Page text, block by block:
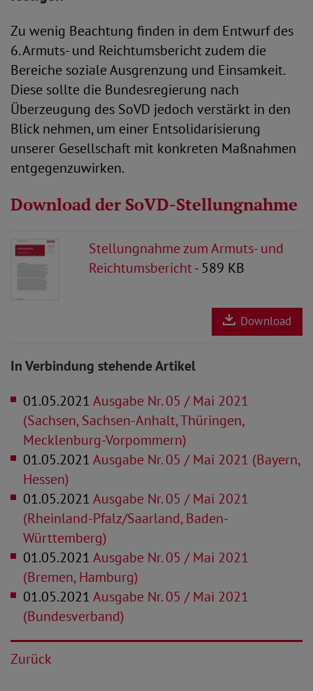
Zu wenig Beachtung finden in dem Entwurf des
6. Armuts- und Reichtumsbericht zudem die
Bereiche soziale Ausgrenzung und Einsamkeit.
Diese sollte die Bundesregierung nach
Überzeugung des SoVD jedoch verstärkt in den
Blick nehmen, um einer Entsolidarisierung
unserer Gesellschaft mit konkreten Maßnahmen
entgegenzuwirken.
Download der SoVD-Stellungnahme
Stellungnahme zum Armuts- und
Reichtumsbericht- 589 KB
Download
In Verbindung stehende Artikel
01.05.2021Ausgabe Nr. 05 / Mai 2021
(Sachsen, Sachsen-Anhalt, Thüringen,
Mecklenburg-Vorpommern)
01.05.2021Ausgabe Nr. 05 / Mai 2021 (Bayern,
Hessen)
01.05.2021Ausgabe Nr. 05 / Mai 2021
(Rheinland-Pfalz/Saarland, Baden-
Württemberg)
01.05.2021Ausgabe Nr. 05 / Mai 2021
(Bremen, Hamburg)
01.05.2021Ausgabe Nr. 05 / Mai 2021
(Bundesverband)
Zurück